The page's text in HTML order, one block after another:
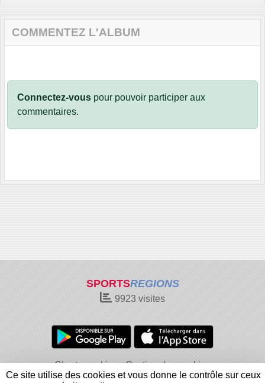
COMMENTEZ L'ALBUM
Connectez-vous pour pouvoir participer aux
commentaires.
SPORTSREGIONS
9923 visites
Charte cookies
Gestion des cookies
Informations légales
Signaler un contenu inapproprié
Ce site utilise des cookies et vous donne le contrôle sur ceux